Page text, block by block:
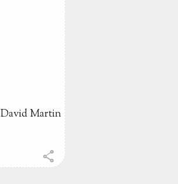
Martin
share